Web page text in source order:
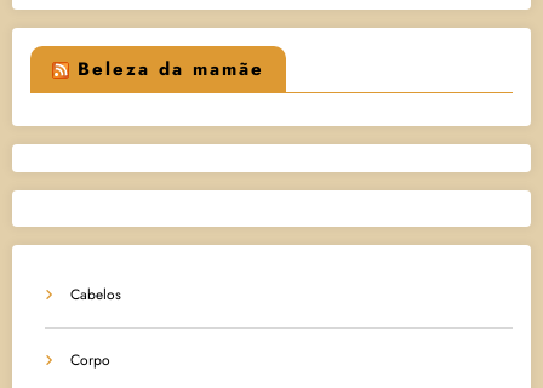
Beleza da mamãe
Cabelos
Corpo